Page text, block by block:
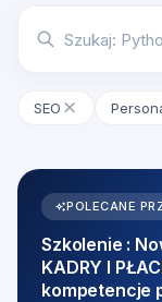
SEO
POLECANE
Szkolenie :
KADRY I
kompetencje